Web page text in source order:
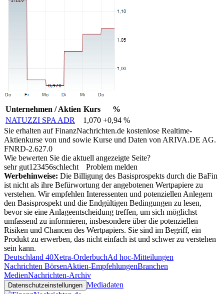
Unternehmen / Aktien Kurs
%
NATUZZI SPA ADR
1,070 +0,94 %
Sie erhalten auf FinanzNachrichten.de kostenlose Realtime-
Aktienkurse von und sowie Kurse und Daten von ARIVA.DE AG.
FNRD-2.627.0
Wie bewerten Sie die aktuell angezeigte Seite?
sehr gut1 23456schlecht
Problem melden
Werbehinweise: Die Billigung des Basisprospekts durch die BaFin
ist nicht als ihre Befürwortung der angebotenen Wertpapiere zu
verstehen. Wir empfehlen Interessenten und potenziellen Anlegern
den Basisprospekt und die Endgültigen Bedingungen zu lesen,
bevor sie eine Anlageentscheidung treffen, um sich möglichst
umfassend zu informieren, insbesondere über die potenziellen
Risiken und Chancen des Wertpapiers. Sie sind im Begriff, ein
Produkt zu erwerben, das nicht einfach ist und schwer zu verstehen
sein kann.
Deutschland 40Xetra-OrderbuchAd hoc-Mitteilungen
Nachrichten BörsenAktien-EmpfehlungenBranchen
MedienNachrichten-Archiv
Datenschutzeinstellungen Mediadaten